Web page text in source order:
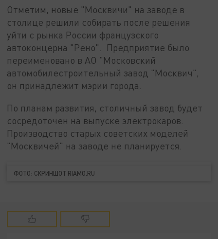
Отметим, новые "Москвичи" на заводе в
столице решили собирать после решения
уйти с рынка России французского
автоконцерна "Рено". Предприятие было
переименовано в АО "Московский
автомобилестроительный завод "Москвич",
он принадлежит мэрии города.
По планам развития, столичный завод будет
сосредоточен на выпуске электрокаров.
Производство старых советских моделей
"Москвичей" на заводе не планируется.
ФОТО: СКРИНШОТ RIAMO.RU